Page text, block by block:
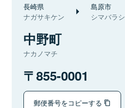
長崎県
ナガサキケン
島原市
シマバラシ
中野町
ナカノマチ
855-0001
郵便番号をコピーする